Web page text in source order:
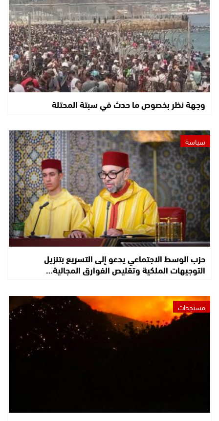
وجهة نظر بخصوص ما حدث في سبتة المحتلة
سياسة
حزب الوسط الاجتماعي يدعو إلى التسريع بتنزيل
التوجيهات الملكية وتقليص الفوارق المجالية…
مستجدات